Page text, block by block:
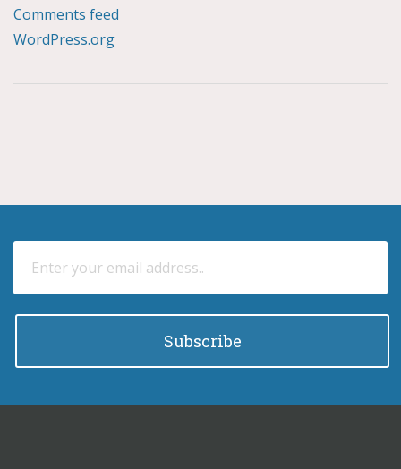
Comments feed
WordPress.org